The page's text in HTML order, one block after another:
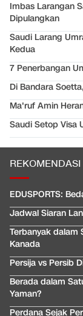
Imbas Larangan
Dipulangkan
Saudi Larang
Kedua
7 Penerbangan
Di Bandara
Ma'ruf Amin
Saudi Setop Visa
EDUSPORTS:
Jadwal Siaran
Terbanyak dalam
Kanada
Persija vs Persib
Berada dalam
Yaman?
Perdana Sejak